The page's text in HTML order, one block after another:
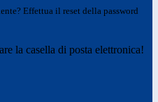
Effettua il reset della password
la casella di posta elettronica!